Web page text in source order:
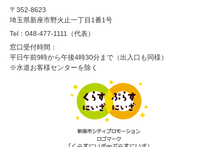
〒352-8623
埼玉県新座市野火止一丁目1番1号
Tel：048-477-1111（代表）
窓口受付時間：
平日午前9時から午後4時30分まで（出入口も同様）
※水道お客様センターを除く